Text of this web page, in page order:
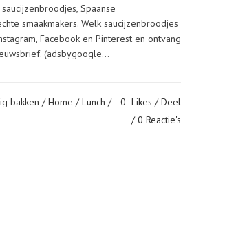
Spaanse
smaakmakers. Welk saucijzenbroodjes
Facebook en Pinterest en ontvang
(adsbygoogle...
bakken /Home /Lunch /
0 Likes
Deel
0 Reactie's